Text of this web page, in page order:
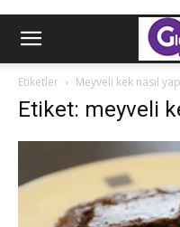
Etiketler Meyveli kek nasıl
Etiket: meyveli